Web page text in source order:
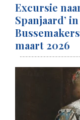
Excursie
Spanjaard’
maart 2026